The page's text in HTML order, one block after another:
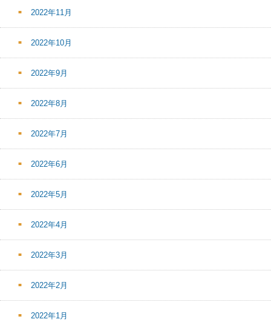
2022年11月
2022年10月
2022年9月
2022年8月
2022年7月
2022年6月
2022年5月
2022年4月
2022年3月
2022年2月
2022年1月